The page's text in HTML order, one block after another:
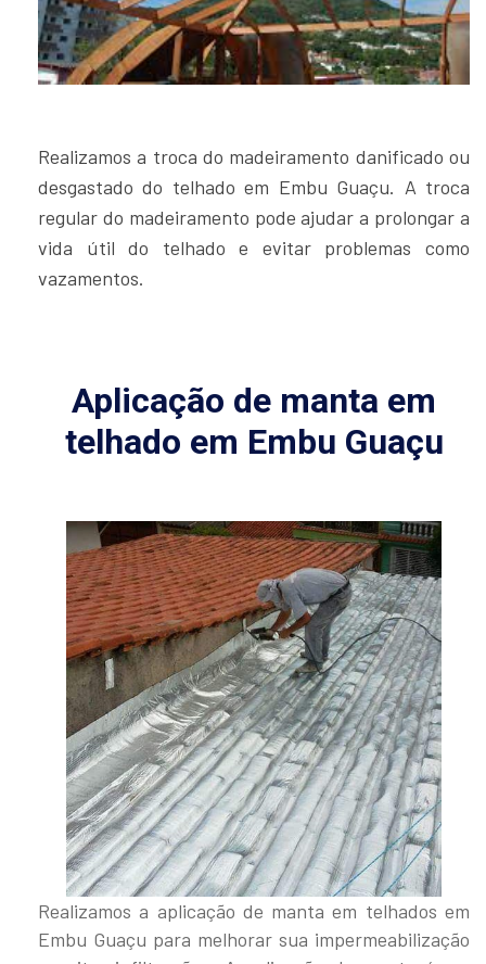
Realizamos a troca do madeiramento danificado ou
desgastado do telhado em Embu Guaçu. A troca
regular do madeiramento pode ajudar a prolongar a
vida útil do telhado e evitar problemas como
vazamentos.
Aplicação de manta em
telhado em Embu Guaçu
Realizamos a aplicação de manta em telhados em
Embu Guaçu para melhorar sua impermeabilização